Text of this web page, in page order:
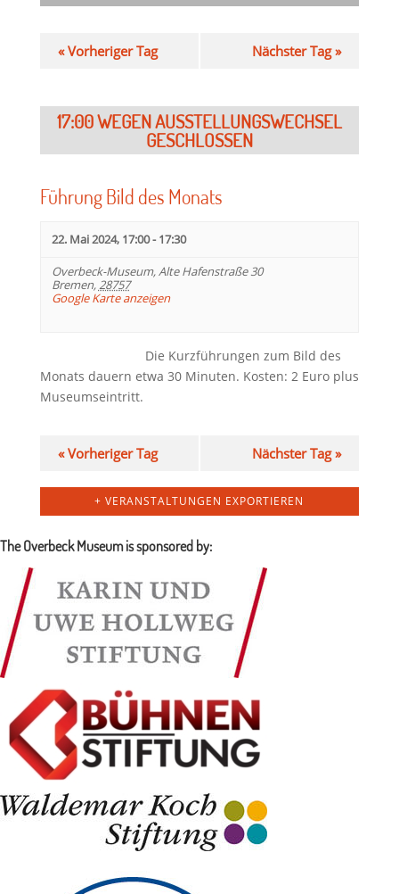
«Vorheriger Tag Nächster Tag»
17:00
Führung Bild des Monats
22. Mai 2024, 17:00-17:30
Overbeck-Museum,Alte Hafenstraße 30
Bremen,28757
Google Karte anzeigen
Die Kurzführungen zum Bild des
Monats dauern etwa 30 Minuten. Kosten: 2 Euro plus
Museumseintritt.
«Vorheriger Tag Nächster Tag»
+ VERANSTALTUNGEN EXPORTIEREN
The Overbeck Museum is sponsored by: